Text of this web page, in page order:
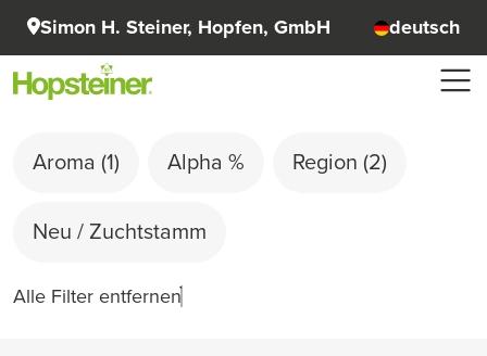
Simon H. Steiner, Hopfen, GmbH deutsch
Aroma (1) Alpha % Region (2)
Neu / Zuchtstamm
Alle Filter entfernen